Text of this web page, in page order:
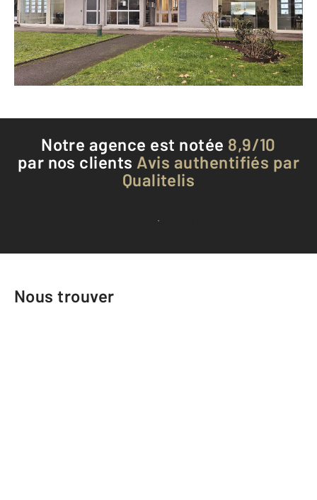
Envoyer un message
Téléphoner à l'agence
Notre agence est notée 8,9/10
par nos clients Avis authentifiés par
Qualitelis
Voir tous les avis clients
Nous trouver